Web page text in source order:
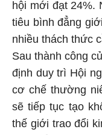
hội mới đạt 24%.
tiêu bình đẳng
nhiều thách thức
Sau thành công
định duy trì Hội
cơ chế thường
sẽ tiếp tục tạo
thế giới trao đổi